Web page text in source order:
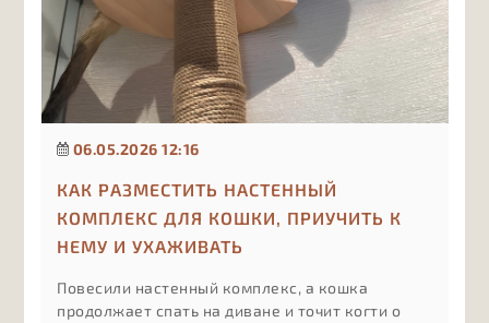
06.05.2026 12:16
КАК РАЗМЕСТИТЬ НАСТЕННЫЙ
КОМПЛЕКС ДЛЯ КОШКИ, ПРИУЧИТЬ К
НЕМУ И УХАЖИВАТЬ
Повесили настенный комплекс, а кошка
продолжает спать на диване и точит когти о